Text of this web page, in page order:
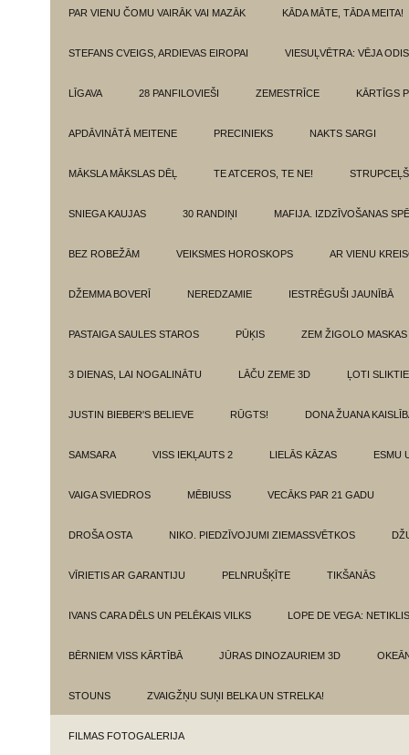
PAR VIENU ČOMU VAIRĀK VAI MAZĀK KĀDA MĀTE, TĀDA MEITA!
STEFANS CVEIGS, ARDIEVAS EIROPAI VIESUĻVĒTRA: VĒJA
LĪGAVA 28 PANFILOVIEŠI ZEMESTRĪCE KĀRTĪGS
APDĀVINĀTĀ MEITENE PRECINIEKS NAKTS SARGI
MĀKSLA MĀKSLAS DĒĻ TE ATCEROS, TE NE! STRUPCEĻŠ
SNIEGA KAUJAS 30 RANDIŅI MAFIJA. IZDZĪVOŠANAS
BEZ ROBEŽĀM VEIKSMES HOROSKOPS AR VIENU
DŽEMMA BOVERĪ NEREDZAMIE IESTRĒGUŠI JAUNĪBĀ
PASTAIGA SAULES STAROS PŪĶIS ZEM ŽIGOLO MASKAS
3 DIENAS, LAI NOGALINĀTU LĀČU ZEME 3D ĻOTI
JUSTIN BIEBER'S BELIEVE RŪGTS! DONA ŽUANA
SAMSARA VISS IEKĻAUTS 2 LIELĀS KĀZAS ESMU
VAIGA SVIEDROS MĒBIUSS VECĀKS PAR 21 GADU
DROŠA OSTA NIKO. PIEDZĪVOJUMI ZIEMASSVĒTKOS
VĪRIETIS AR GARANTIJU PELNRUŠĶĪTE TIKŠANĀS
IVANS CARA DĒLS UN PELĒKAIS VILKS LOPE DE VEGA:
BĒRNIEM VISS KĀRTĪBĀ JŪRAS DINOZAURIEM 3D
STOUNS ZVAIGŽŅU SUŅI BELKA UN STRELKA!
FILMAS FOTOGALERIJA